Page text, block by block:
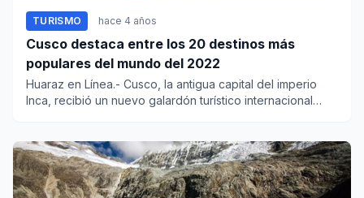
TURISMO hace 4 años
Cusco destaca entre los 20 destinos más
populares del mundo del 2022
Huaraz en Línea.- Cusco, la antigua capital del imperio
Inca, recibió un nuevo galardón turístico internacional